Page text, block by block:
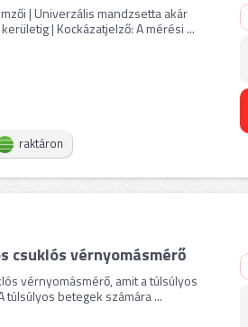
| Univerzális mandzsetta akár
| Kockázatjelző: A mérési ...
raktáron
csuklós vérnyomásmérő
vérnyomásmérő, amit a túlsúlyos
túlsúlyos betegek számára ...